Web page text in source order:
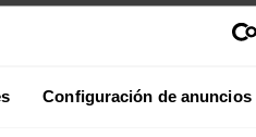
Configuración de anuncios
sube un 1,4 %, a